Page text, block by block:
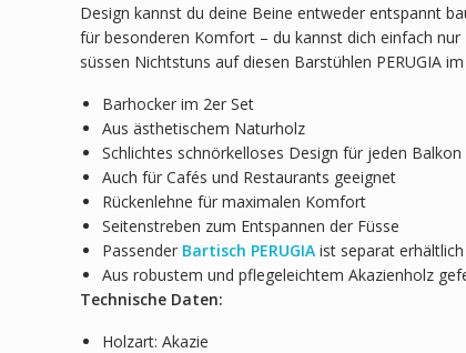
Design kannst du deine Beine entweder entspannt
für besonderen Komfort – du kannst dich einfach
süssen Nichtstuns auf diesen Barstühlen PERUGIA
Barhocker im 2er Set
Aus ästhetischem Naturholz
Schlichtes schnörkelloses Design für jeden
Auch für Cafés und Restaurants geeignet
Rückenlehne für maximalen Komfort
Seitenstreben zum Entspannen der Füsse
Passender Bartisch PERUGIA ist separat erhältlich
Aus robustem und pflegeleichtem Akazienholz
Technische Daten:
Holzart: Akazie